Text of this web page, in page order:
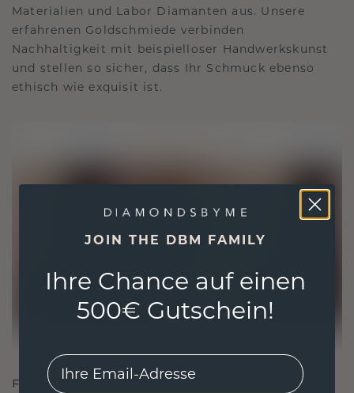
Materialien und Labor Diamanten aus. Unsere
erfahrenen Goldschmiede verbinden
Nachhaltigkeit mit beispielloser Handwerkskunst
und stellen so sicher, dass Ihr Schmuck ebenso
ethisch wie exquisit ist.
FÜR VERBINDUNGEN GESCHAFFEN
JOIN THE DBM FAMILY
Ihre Chance auf einen
500€ Gutschein!
EMail